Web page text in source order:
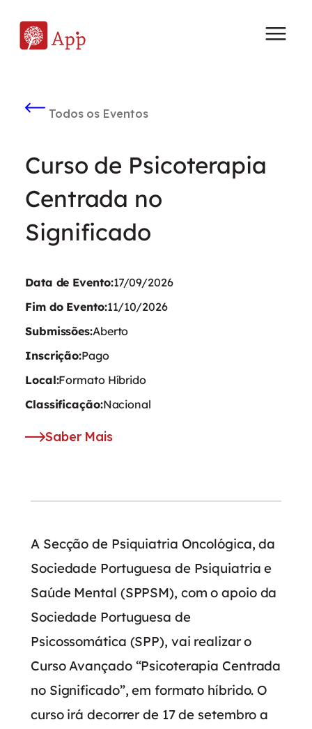
Todos os Eventos
Curso de Psicoterapia
Centrada no
Significado
Data de Evento:17/09/2026
Fim do Evento:11/10/2026
Submissões:Aberto
Inscrição:Pago
Local:Formato Híbrido
Classificação:Nacional
Saber Mais
A Secção de Psiquiatria Oncológica, da
Sociedade Portuguesa de Psiquiatria e
Saúde Mental (SPPSM), com o apoio da
Sociedade Portuguesa de
Psicossomática (SPP), vai realizar o
Curso Avançado “Psicoterapia Centrada
no Significado”, em formato híbrido. O
curso irá decorrer de 17 de setembro a